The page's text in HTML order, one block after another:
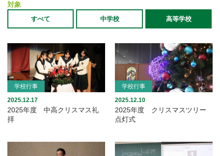
対象
すべて 中学校 高等学校
学校行事
2025.12.17
2025年度 中高クリスマス礼
拝
学校行事
2025.12.10
2025年度 クリスマスツリー
点灯式